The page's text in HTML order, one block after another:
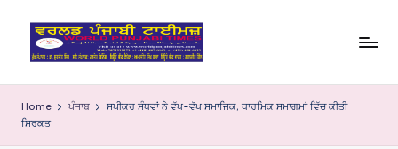
o
rl
Home ਪੰਜਾਬ
ਸਪੀਕਰ ਸੰਧਵਾਂ ਨੇ ਵੱਖ-ਵੱਖ ਸਮਾਜਿਕ, ਧਾਰਮਿਕ ਸਮਾਗਮਾਂ ਵਿੱਚ ਕੀਤੀ
ਸ਼ਿਰਕਤ